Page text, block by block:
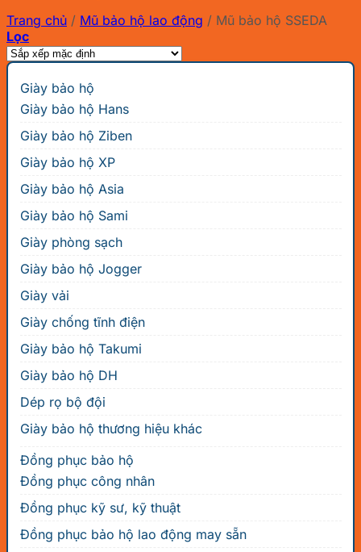
Trang chủ / Mũ bảo hộ lao động / Mũ bảo hộ SSEDA
Lọc
Giày bảo hộ
Giày bảo hộ Hans
Giày bảo hộ Ziben
Giày bảo hộ XP
Giày bảo hộ Asia
Giày bảo hộ Sami
Giày phòng sạch
Giày bảo hộ Jogger
Giày vải
Giày chống tĩnh điện
Giày bảo hộ Takumi
Giày bảo hộ DH
Dép rọ bộ đội
Giày bảo hộ thương hiệu khác
Đồng phục bảo hộ
Đồng phục công nhân
Đồng phục kỹ sư, kỹ thuật
Đồng phục bảo hộ lao động may sẵn